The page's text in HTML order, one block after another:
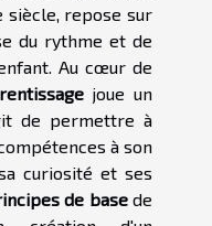
siècle, repose sur
du rythme et de
Au cœur de
joue un
de permettre à
à son
curiosité et ses
de basede